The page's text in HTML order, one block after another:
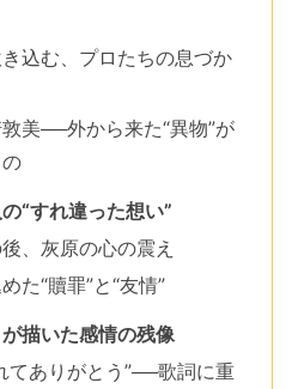
込む、プロたちの息づか
美──外から来た“異物”が
“すれ違った想い”
、灰原の心の震え
た“贖罪”と“友情”
描いた感情の残像
てありがとう”──歌詞に重